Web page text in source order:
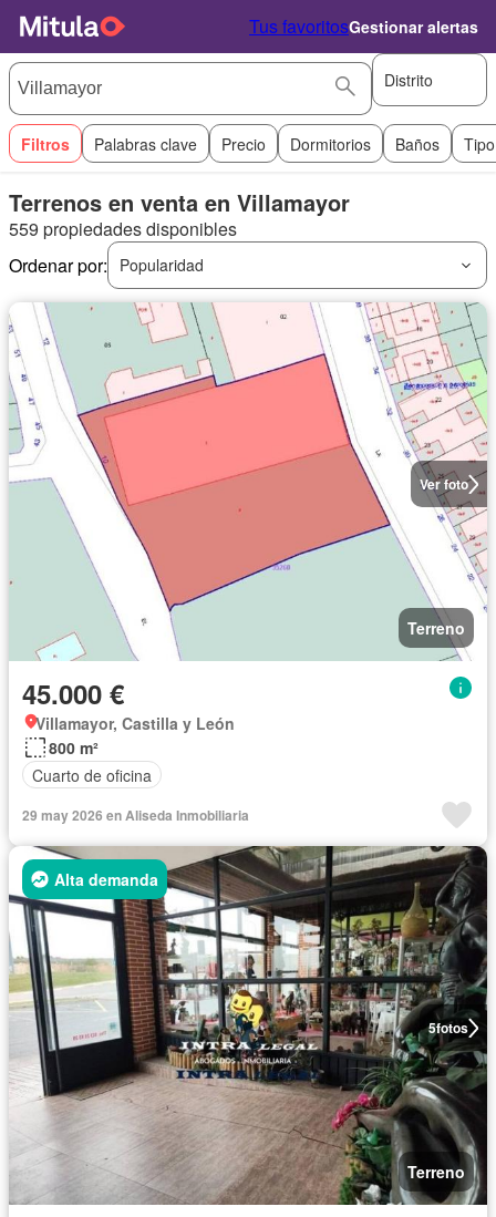
Tus favoritosGestionar alertas
Distrito
Filtros Palabras clave Precio Dormitorios Baños
Terrenos en venta en Villamayor
559 propiedades disponibles
Ordenar por:
Popularidad
Ver foto
Terreno
45.000 €
Villamayor, Castilla y León
800 m²
Cuarto de oficina
29 may 2026 en Aliseda Inmobiliaria
5fotos
Alta demanda
Terreno